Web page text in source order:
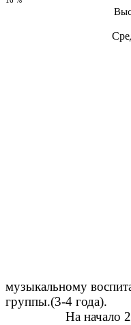
музыкальному
группы.(3-4 года).
На начало